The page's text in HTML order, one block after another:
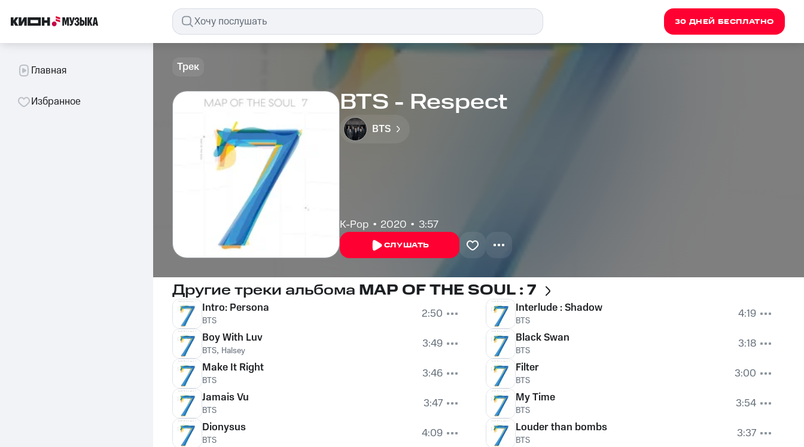
30 ДНЕЙ БЕСПЛАТНО
Главная
Избранное
Трек
BTS - Respect
BTS
K-Pop 2020 3:57
СЛУШАТЬ
Другие треки альбома MAP OF THE SOUL : 7
Intro: Persona
BTS
2:50
Boy With Luv
BTS, Halsey
3:49
Make It Right
BTS
3:46
Jamais Vu
BTS
3:47
Dionysus
BTS 4:09
Interlude : Shadow
BTS
4:19
Black Swan
BTS
3:18
Filter
BTS
3:00
My Time
BTS
3:54
Louder than bombs
BTS 3:37